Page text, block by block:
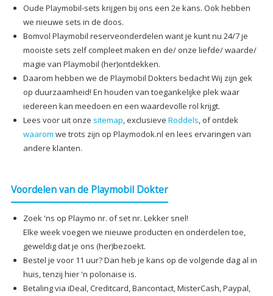
Oude Playmobil-sets krijgen bij ons een 2e kans. Ook hebben
we nieuwe sets in de doos.
Bomvol Playmobil reserveonderdelen want je kunt nu 24/7 je
mooiste sets zelf compleet maken en de/ onze liefde/ waarde/
magie van Playmobil (her)ontdekken.
Daarom hebben we de Playmobil Dokters bedacht Wij zijn gek
op duurzaamheid! En houden van toegankelijke plek waar
iedereen kan meedoen en een waardevolle rol krijgt.
Lees voor uit onze sitemap, exclusieve Roddels, of ontdek
waarom we trots zijn op Playmodok.nl en lees ervaringen van
andere klanten.
Voordelen van de Playmobil Dokter
Zoek 'ns op Playmo nr. of set nr. Lekker snel!
Elke week voegen we nieuwe producten en onderdelen toe,
geweldig dat je ons (her)bezoekt.
Bestel je voor 11 uur? Dan heb je kans op de volgende dag al in
huis, tenzij hier 'n polonaise is.
Betaling via iDeal, Creditcard, Bancontact, MisterCash, Paypal,